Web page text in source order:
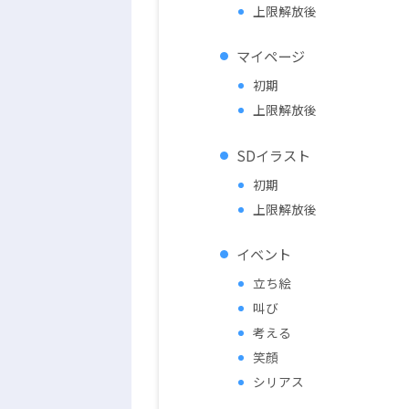
上限解放後
マイページ
初期
上限解放後
SDイラスト
初期
上限解放後
イベント
立ち絵
叫び
考える
笑顔
シリアス